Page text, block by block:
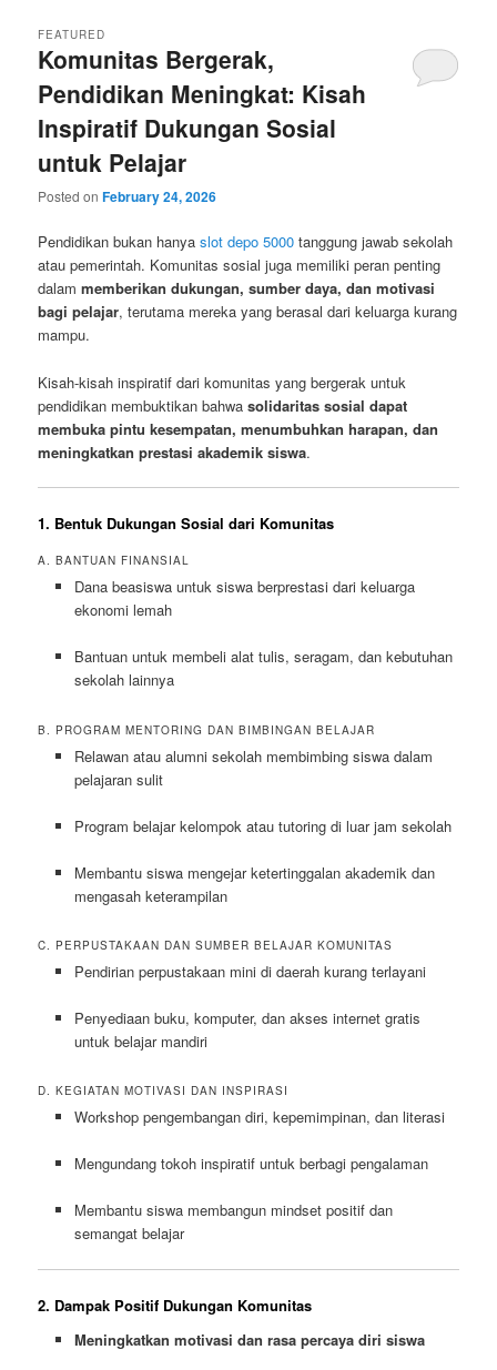
Komunitas Bergerak,
Pendidikan Meningkat: Kisah
Inspiratif Dukungan Sosial
untuk Pelajar
FEATURED
Posted onFebruary 24, 2026
Pendidikan bukan hanyaslot depo 5000 tanggung jawab sekolah
atau pemerintah. Komunitas sosial juga memiliki peran penting
dalammemberikan dukungan, sumber daya, dan motivasi
bagi pelajar, terutama mereka yang berasal dari keluarga kurang
mampu.
Kisah-kisah inspiratif dari komunitas yang bergerak untuk
pendidikan membuktikan bahwasolidaritas sosial dapat
membuka pintu kesempatan, menumbuhkan harapan, dan
meningkatkan prestasi akademik siswa.
1. Bentuk Dukungan Sosial dari Komunitas
A. BANTUAN FINANSIAL
Dana beasiswa untuk siswa berprestasi dari keluarga
ekonomi lemah
Bantuan untuk membeli alat tulis, seragam, dan kebutuhan
sekolah lainnya
B. PROGRAM MENTORING DAN BIMBINGAN BELAJAR
Relawan atau alumni sekolah membimbing siswa dalam
pelajaran sulit
Program belajar kelompok atau tutoring di luar jam sekolah
Membantu siswa mengejar ketertinggalan akademik dan
mengasah keterampilan
C. PERPUSTAKAAN DAN SUMBER BELAJAR KOMUNITAS
Pendirian perpustakaan mini di daerah kurang terlayani
Penyediaan buku, komputer, dan akses internet gratis
untuk belajar mandiri
D. KEGIATAN MOTIVASI DAN INSPIRASI
Workshop pengembangan diri, kepemimpinan, dan literasi
Mengundang tokoh inspiratif untuk berbagi pengalaman
Membantu siswa membangun mindset positif dan
semangat belajar
2. Dampak Positif Dukungan Komunitas
Meningkatkan motivasi dan rasa percaya diri siswa